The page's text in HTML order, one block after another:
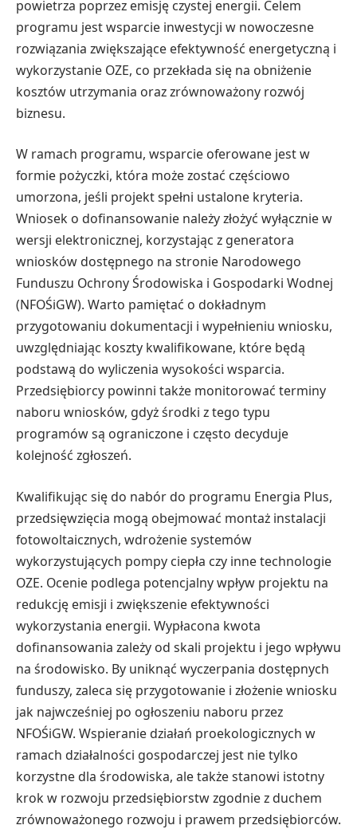
powietrza poprzez emisję czystej energii. Celem
programu jest wsparcie inwestycji w nowoczesne
rozwiązania zwiększające efektywność energetyczną i
wykorzystanie OZE, co przekłada się na obniżenie
kosztów utrzymania oraz zrównoważony rozwój
biznesu.
W ramach programu, wsparcie oferowane jest w
formie pożyczki, która może zostać częściowo
umorzona, jeśli projekt spełni ustalone kryteria.
Wniosek o dofinansowanie należy złożyć wyłącznie w
wersji elektronicznej, korzystając z generatora
wniosków dostępnego na stronie Narodowego
Funduszu Ochrony Środowiska i Gospodarki Wodnej
(NFOŚiGW). Warto pamiętać o dokładnym
przygotowaniu dokumentacji i wypełnieniu wniosku,
uwzględniając koszty kwalifikowane, które będą
podstawą do wyliczenia wysokości wsparcia.
Przedsiębiorcy powinni także monitorować terminy
naboru wniosków, gdyż środki z tego typu
programów są ograniczone i często decyduje
kolejność zgłoszeń.
Kwalifikując się do nabór do programu Energia Plus,
przedsięwzięcia mogą obejmować montaż instalacji
fotowoltaicznych, wdrożenie systemów
wykorzystujących pompy ciepła czy inne technologie
OZE. Ocenie podlega potencjalny wpływ projektu na
redukcję emisji i zwiększenie efektywności
wykorzystania energii. Wypłacona kwota
dofinansowania zależy od skali projektu i jego wpływu
na środowisko. By uniknąć wyczerpania dostępnych
funduszy, zaleca się przygotowanie i złożenie wniosku
jak najwcześniej po ogłoszeniu naboru przez
NFOŚiGW. Wspieranie działań proekologicznych w
ramach działalności gospodarczej jest nie tylko
korzystne dla środowiska, ale także stanowi istotny
krok w rozwoju przedsiębiorstw zgodnie z duchem
zrównoważonego rozwoju i prawem przedsiębiorców.